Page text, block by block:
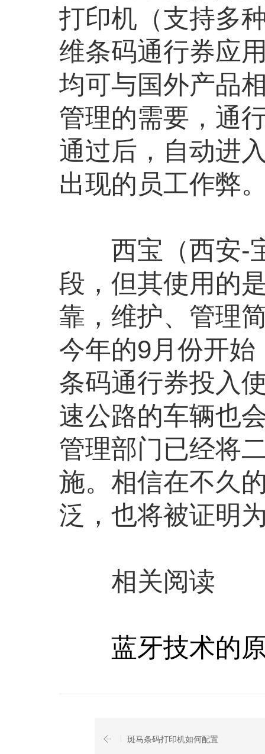
打印机（支持多
维条码通行券应
均可与国外产品
管理的需要，通
通过后，自动进
出现的员工作弊
西宝（西安-宝
段，但其使用的
靠，维护、管理
今年的9月份开
条码通行券投入
速公路的车辆也
管理部门已经将
施。相信在不久
泛，也将被证明
相关阅读
蓝牙技术的
斑马条码打印机如何配置